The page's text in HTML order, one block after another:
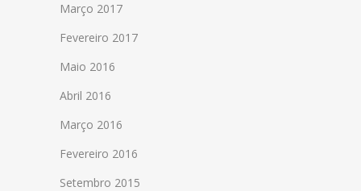
Março 2017
Fevereiro 2017
Maio 2016
Abril 2016
Março 2016
Fevereiro 2016
Setembro 2015